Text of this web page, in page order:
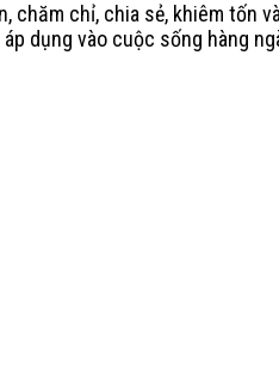
chăm chỉ, chia sẻ, khiêm tốn
dụng vào cuộc sống hàng